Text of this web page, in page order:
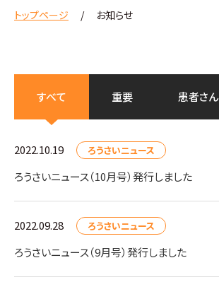
トップページ お知らせ
すべて 重要 患者さん
2022.10.19 ろうさいニュース
ろうさいニュース（10月号）発行しました
2022.09.28 ろうさいニュース
ろうさいニュース（9月号）発行しました